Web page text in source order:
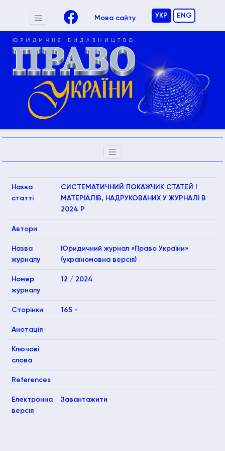
Мова сайту УКР ENG
Назва
статті
СИСТЕМАТИЧНИЙ ПОКАЖЧИК СТАТЕЙ І
МАТЕРІАЛІВ, НАДРУКОВАНИХ У ЖУРНАЛІ В
2024 Р
Автори
Назва
журналу
Юридичний журнал «Право України»
(україномовна версія)
Номер
журналу
12 / 2024
Сторінки 165 -
Анотація
Ключові
слова
References
Електронна
версія
Завантажити